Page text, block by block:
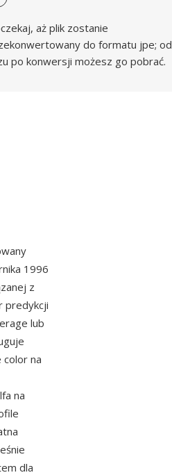
aż plik zostanie
do formatu jpe; od
po konwersji możesz go pobrać.
1996
z
predykcji
lub
na
na
dla